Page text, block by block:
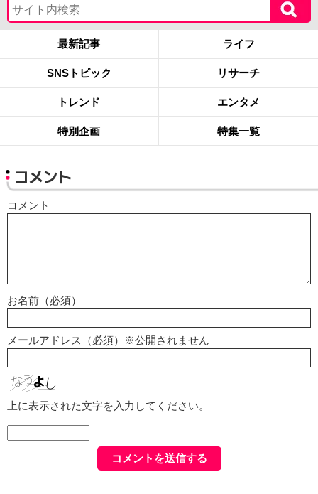
最新記事 ライフ
SNSトピック リサーチ
トレンド エンタメ
特別企画 特集一覧
コメント
コメント
お名前（必須）
メールアドレス（必須）※公開されません
上に表示された文字を入力してください。